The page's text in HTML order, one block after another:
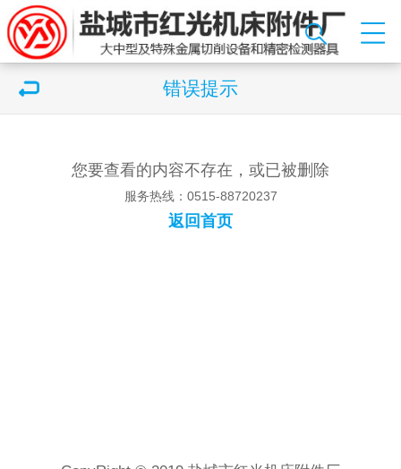
错误提示
您要查看的内容不存在，或已被删除
服务热线：0515-88720237
返回首页